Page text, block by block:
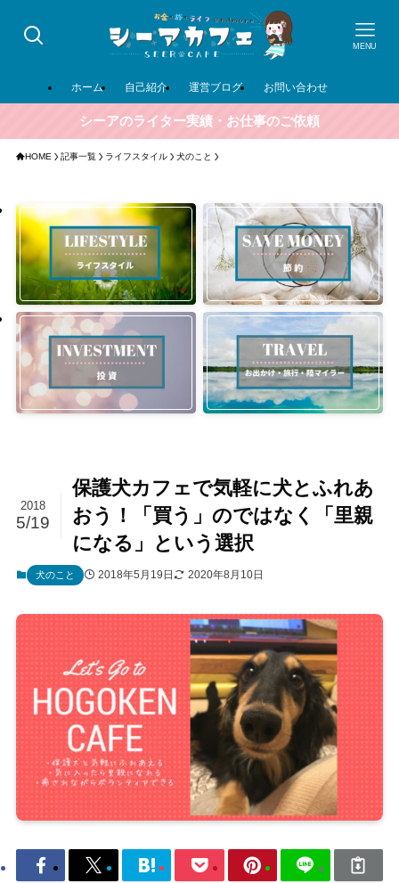
MENU
ホーム 自己紹介 運営ブログ お問い合わせ
シーアのライター実績・お仕事のご依頼
HOME 記事一覧 ライフスタイル 犬のこと
保護犬カフェで気軽に犬とふれあ
おう！「買う」のではなく「里親
になる」という選択
2018
5/19
犬のこと 2018年5月19日 2020年8月10日